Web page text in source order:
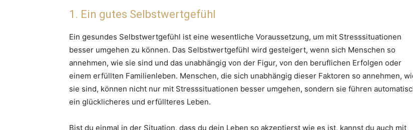
1. Ein gutes Selbstwertgefühl
Ein gesundes Selbstwertgefühl ist eine wesentliche Voraussetzung, um mit Stresssituationen
besser umgehen zu können. Das Selbstwertgefühl wird gesteigert, wenn sich Menschen so
annehmen, wie sie sind und das unabhängig von der Figur, von den beruflichen Erfolgen oder
einem erfüllten Familienleben. Menschen, die sich unabhängig dieser Faktoren so annehmen,
sie sind, können nicht nur mit Stresssituationen besser umgehen, sondern sie führen
ein glücklicheres und erfüllteres Leben.
Bist du einmal in der Situation, dass du dein Leben so akzeptierst wie es ist, kannst du auch mit